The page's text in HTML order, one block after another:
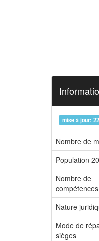
mise à jour:
Nombre de
Population
Nombre de
compétences
Nature
Mode de
sièges